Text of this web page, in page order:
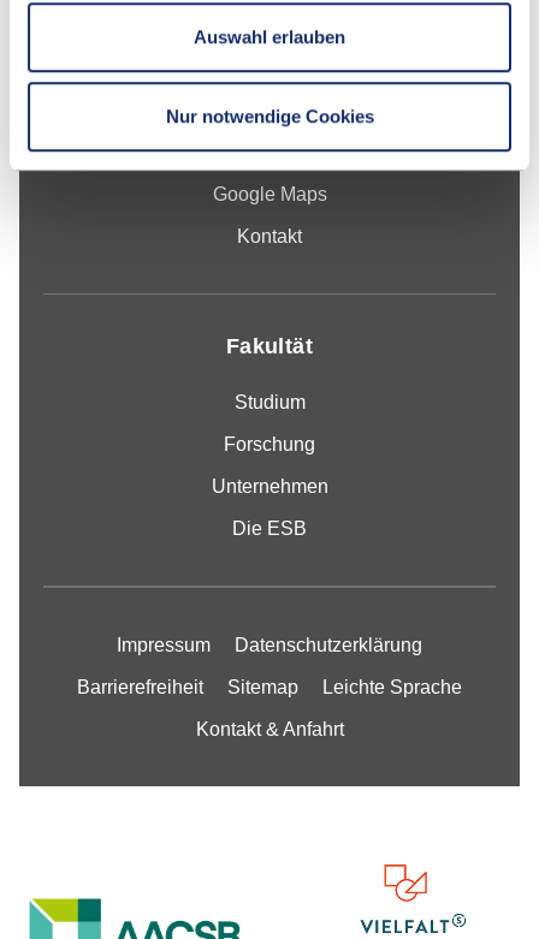
Auswahl erlauben
Nur notwendige Cookies
Hochschule Reutlingen
Alteburgstraße 150
72762 Reutlingen
-
Google Maps
Kontakt
Fakultät
Studium
Forschung
Unternehmen
Die ESB
Impressum Datenschutzerklärung
Barrierefreiheit Sitemap Leichte Sprache
Kontakt & Anfahrt